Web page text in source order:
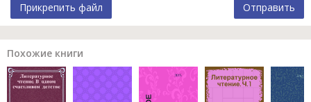
Прикрепить файл Отправить
Похожие книги